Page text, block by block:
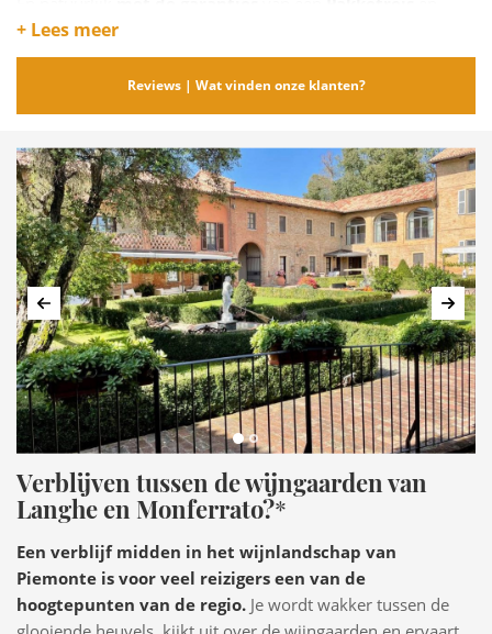
hetCalamiteitenfonds
+ Lees meer
Reviews | Wat vinden onze klanten?
Vorige
Verblijven tussen de wijngaarden van
Langhe en Monferrato?*
Een verblijf midden in het wijnlandschap van
Piemonte is voor veel reizigers een van de
hoogtepunten van de regio. Je wordt wakker tussen de